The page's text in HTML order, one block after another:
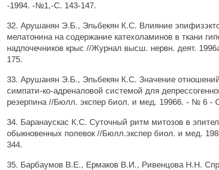
-1994. -№1,-С. 143-147.
32. Арушанян Э.Б., Эльбекян К.С. Влияние
мелатонина на содержание катехоламинов в ткани
надпочечников крыс //Журнал высш. нервн. деят.
175.
33. Арушанян Э.Б., Эльбекян К.С. Значение
симпати-ко-адреналовой системой для
резерпина //Бюлл. экспер биол. и мед. 19966. - № 6 -
34. Баранаускас К.С. Суточный ритм митозов в
обыкновенных полевок //Бюлл.экспер биол. и мед.
344.
35. Барбаумов В.Е., Ермаков В.И., Ривенцова Н.Н.